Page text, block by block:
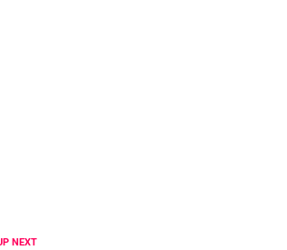
NEXT